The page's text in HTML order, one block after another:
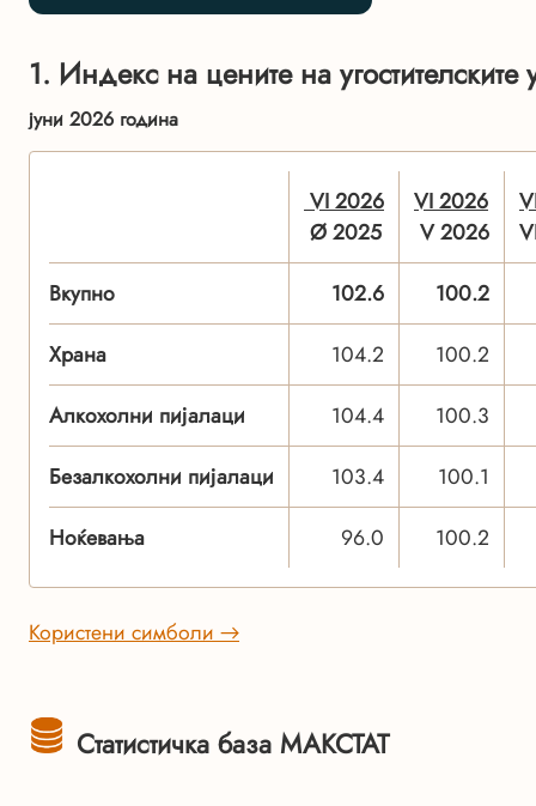
1. Индекс на цените на угостителските
јуни 2026 година
VI 2026
Ø 2025
VI 2026
V 2026
Вкупно
102.6
100.2
Храна
104.2
100.2
Алкохолни пијалаци
104.4
100.3
Безалкохолни пијалаци
103.4
100.1
Ноќевања
96.0 100.2
Користени симболи →
Статистичка база МАКСТАТ